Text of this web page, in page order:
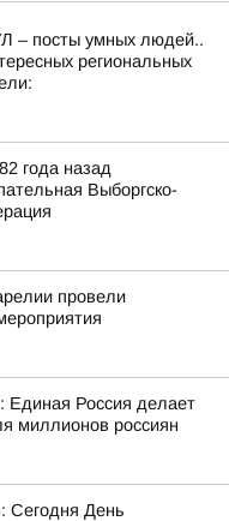
– посты умных людей..
региональных
года назад
Выборгско-
провели
Единая Россия делает
миллионов россиян
Сегодня День